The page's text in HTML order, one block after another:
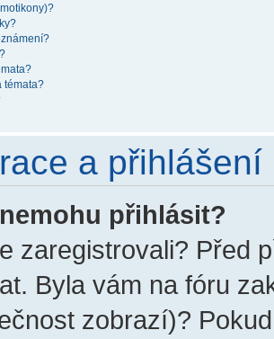
témata?
a přihlášení
přihlásit?
zaregistrovali? Před
Byla vám na fóru
zobrazí)?